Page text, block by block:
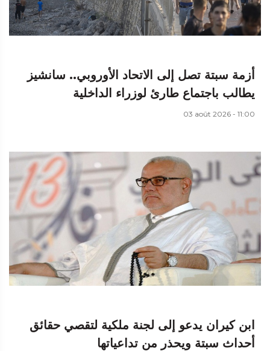
أزمة سبتة تصل إلى الاتحاد الأوروبي.. سانشيز
يطالب باجتماع طارئ لوزراء الداخلية
03 août 2026 - 11:00
ابن كيران يدعو إلى لجنة ملكية لتقصي حقائق
أحداث سبتة ويحذر من تداعياتها